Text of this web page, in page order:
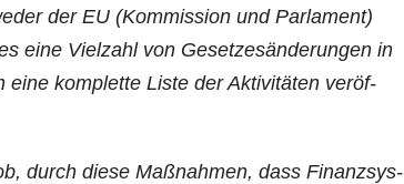
der EU (Kom­mis­si­on und Par­la­ment)
eine Viel­zahl von Geset­zes­än­de­run­gen in
eine kom­plet­te Lis­te der Akti­vi­tä­ten ver­öf­
durch die­se Maß­nah­men, dass Finanz­sys­